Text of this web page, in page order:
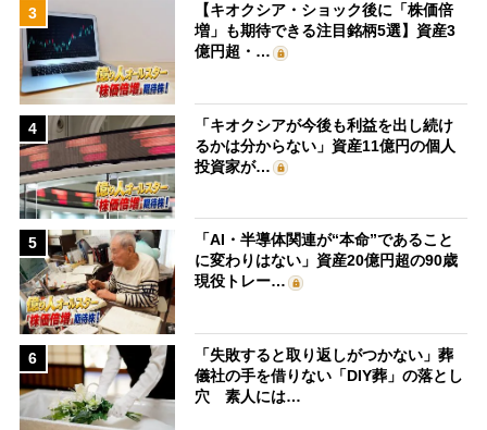
3
【キオクシア・ショック後に「株価倍
増」も期待できる注目銘柄5選】資産3
億円超・…
4
「キオクシアが今後も利益を出し続け
るかは分からない」資産11億円の個人
投資家が…
5
「AI・半導体関連が“本命”であること
に変わりはない」資産20億円超の90歳
現役トレー…
6
「失敗すると取り返しがつかない」葬
儀社の手を借りない「DIY葬」の落とし
穴 素人には…